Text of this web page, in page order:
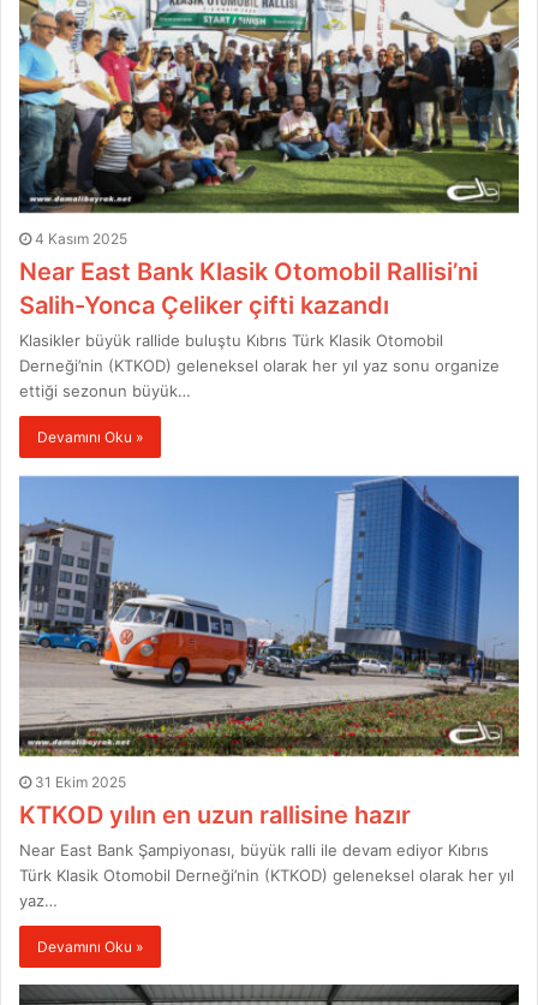
4 Kasım 2025
Near East Bank Klasik Otomobil Rallisi’ni
Salih-Yonca Çeliker çifti kazandı
Klasikler büyük rallide buluştu Kıbrıs Türk Klasik Otomobil
Derneği’nin (KTKOD) geleneksel olarak her yıl yaz sonu organize
ettiği sezonun büyük…
Devamını Oku »
31 Ekim 2025
KTKOD yılın en uzun rallisine hazır
Near East Bank Şampiyonası, büyük ralli ile devam ediyor Kıbrıs
Türk Klasik Otomobil Derneği’nin (KTKOD) geleneksel olarak her yıl
yaz…
Devamını Oku »